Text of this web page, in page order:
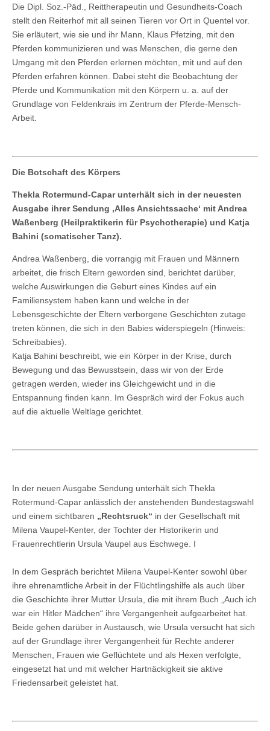
Die Dipl. Soz.-Päd., Reittherapeutin und Gesundheits-Coach
stellt den Reiterhof mit all seinen Tieren vor Ort in Quentel vor.
Sie erläutert, wie sie und ihr Mann, Klaus Pfetzing, mit den
Pferden kommunizieren und was Menschen, die gerne den
Umgang mit den Pferden erlernen möchten, mit und auf den
Pferden erfahren können. Dabei steht die Beobachtung der
Pferde und Kommunikation mit den Körpern u. a. auf der
Grundlage von Feldenkrais im Zentrum der Pferde-Mensch-
Arbeit.
Die Botschaft des Körpers
Thekla Rotermund-Capar unterhält sich in der neuesten
Ausgabe ihrer Sendung ‚Alles Ansichtssache‘ mit Andrea
Waßenberg (Heilpraktikerin für Psychotherapie) und Katja
Bahini (somatischer Tanz).
Andrea Waßenberg, die vorrangig mit Frauen und Männern
arbeitet, die frisch Eltern geworden sind, berichtet darüber,
welche Auswirkungen die Geburt eines Kindes auf ein
Familiensystem haben kann und welche in der
Lebensgeschichte der Eltern verborgene Geschichten zutage
treten können, die sich in den Babies widerspiegeln (Hinweis:
Schreibabies).
Katja Bahini beschreibt, wie ein Körper in der Krise, durch
Bewegung und das Bewusstsein, dass wir von der Erde
getragen werden, wieder ins Gleichgewicht und in die
Entspannung finden kann. Im Gespräch wird der Fokus auch
auf die aktuelle Weltlage gerichtet.
In der neuen Ausgabe Sendung unterhält sich Thekla
Rotermund-Capar anlässlich der anstehenden Bundestagswahl
und einem sichtbaren „Rechtsruck“ in der Gesellschaft mit
Milena Vaupel-Kenter, der Tochter der Historikerin und
Frauenrechtlerin Ursula Vaupel aus Eschwege. I
In dem Gespräch berichtet Milena Vaupel-Kenter sowohl über
ihre ehrenamtliche Arbeit in der Flüchtlingshilfe als auch über
die Geschichte ihrer Mutter Ursula, die mit ihrem Buch „Auch ich
war ein Hitler Mädchen“ ihre Vergangenheit aufgearbeitet hat.
Beide gehen darüber in Austausch, wie Ursula versucht hat sich
auf der Grundlage ihrer Vergangenheit für Rechte anderer
Menschen, Frauen wie Geflüchtete und als Hexen verfolgte,
eingesetzt hat und mit welcher Hartnäckigkeit sie aktive
Friedensarbeit geleistet hat.